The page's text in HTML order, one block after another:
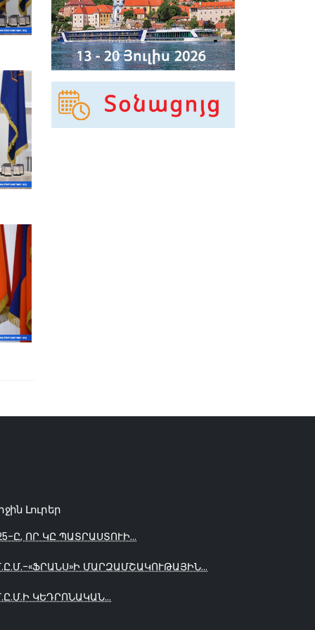
Լուրեր
Ը, ՈՐ ԿԸ ՊԱՏՐԱՍՏՈՒԻ...
«ՖՐԱՆՍ»Ի ՄԱՐԶԱՄՇԱԿՈՒԹԱՅԻՆ...
ԿԵԴՐՈՆԱԿԱՆ...